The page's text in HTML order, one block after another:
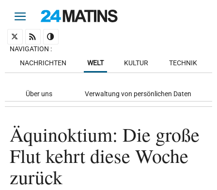
NAVIGATION :
NACHRICHTEN
WELT KULTUR TECHNIK
Über uns Verwaltung von persönlichen Daten
Äquinoktium: Die große
Flut kehrt diese Woche
zurück